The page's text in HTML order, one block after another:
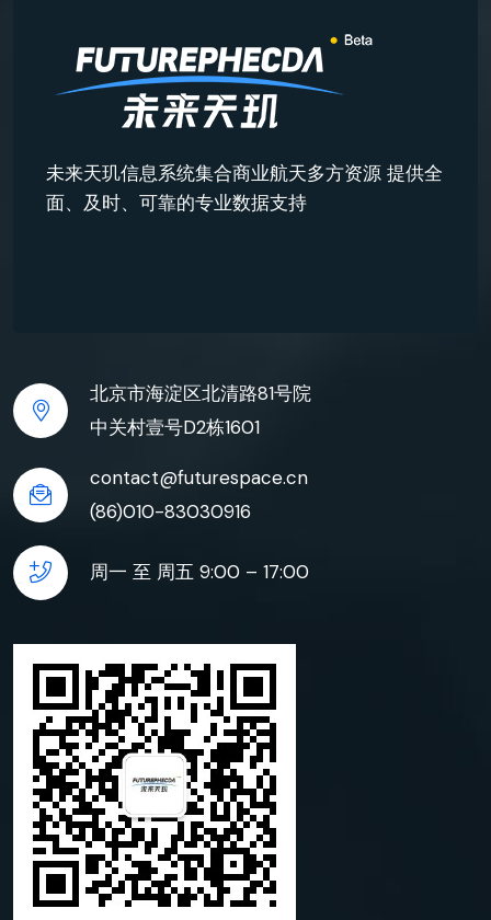
未来天玑信息系统集合商业航天多方资源 提供全
面、及时、可靠的专业数据支持
北京市海淀区北清路81号院
中关村壹号D2栋1601
contact@futurespace.cn
(86)010-83030916
周一 至 周五 9:00 – 17:00